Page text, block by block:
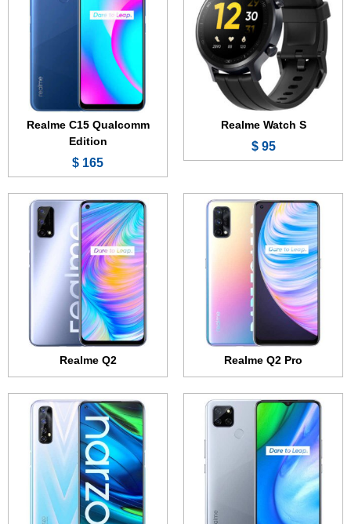
Realme Watch S
95 $
Realme C15 Qualcomm
Edition
165 $
Realme Q2 Pro
الشاشة:
الذاكرة الداخلية: 128 أو 256 جيجابايت
الرام:8 جيجابايت
الكاميرا:48 + 8 + 2 + 2 ميجابكسل
المعالج:MediaTek Dimensity 800U 5G
Realme Q2
الشاشة:6.5 بوصة - IPS LCD
الذاكرة الداخلية:128 جيجابايت
الكاميرا:
المعالج:MediaTek Dimensity 800U 5G
عرض الموصفات ←
الشاشة:6.5 بوصة - 720x1600 بكسل
الذاكرة الداخلية:128 جيجابايت
الرام:4 جيجابايت
الكاميرا:13 + 2 + 2 ميجابكسل
المعالج:MediaTek Dimensity 720 5G
البطارية:5000 مللي أمبير - 18 واط
عرض الموصفات ←
الشاشة:6.5 بوصة - IPS LCD
الذاكرة الداخلية:64 أو 128 جيجابايت
الرام:6 أو 8 جيجابايت
الكاميرا:48 + 8 + 2 + 2 ميجابكسل
المعالج:Mediatek Helio G95
البطارية:4500 مللي أمبير - 65 واط
عرض الموصفات ←
الشاشة:6.5 بوصة - IPS LCD
الذاكرة الداخلية:64 أو 128 جيجابايت
الرام: 4 جيجابايت
الكاميرا:
المعالج:MediaTek Helio G85
البطارية:6000 مللي أمبير - 18 واط
الشاشة:6.5 بوصة - IPS LCD
الذاكرة الداخلية:32 أو 64 جيجابايت
الرام:3 أو 4 جيجابايت
الكاميرا:12 + 2 + 2 ميجابكسل
المعالج:Snapdragon 665
البطارية:5000 مللي أمبير